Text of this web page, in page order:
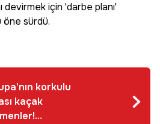
devirmek için 'darbe planı'
öne sürdü.
korkulu
kaçak